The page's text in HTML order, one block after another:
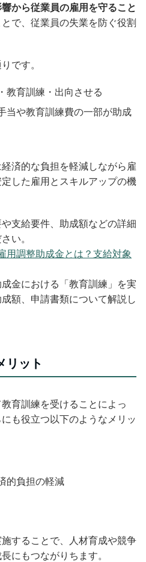
から従業員の雇用を守ること
で、従業員の失業を防ぐ役割
です。
教育訓練・出向させる
当や教育訓練費の一部が助成
済的な負担を軽減しながら雇
した雇用とスキルアップの機
支給要件、助成額などの詳細
い。
用調整助成金とは？支給対象
金における「教育訓練」を実
額、申請書類について解説し
リット
育訓練を受けることによっ
も役立つ以下のようなメリッ
的負担の軽減
することで、人材育成や競争
にもつながりちます。